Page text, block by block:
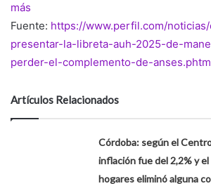
más
Fuente: https://www.perfil.com/
presentar-la-libreta-auh-2025-de-
perder-el-complemento-de-
Artículos Relacionados
Córdoba: según el
inflación fue del 2,2% y
hogares eliminó alguna